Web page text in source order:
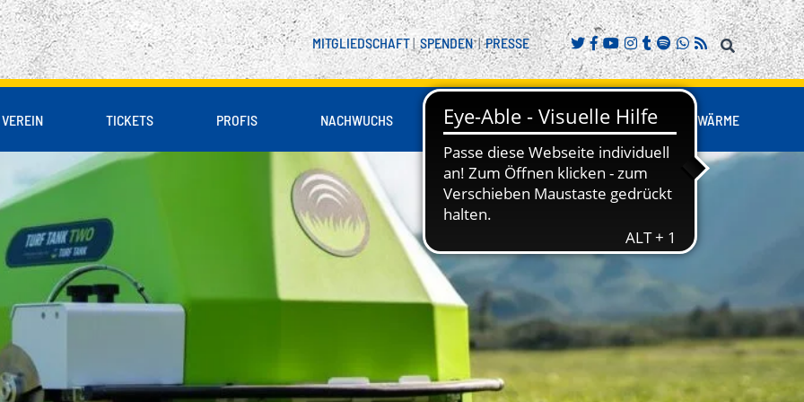
MITGLIEDSCHAFT|SPENDEN|PRESSE
VEREIN
BREITENSPORT
TICKETS PROFIS NACHWUCHS FANS BUSINESS
PARTNER
NESTWÄRME